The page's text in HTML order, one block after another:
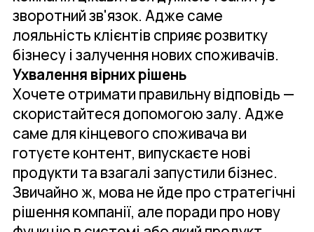
зворотний зв'язок. Адже саме
лояльність клієнтів сприяє розвитку
бізнесу і залучення нових споживачів.
Ухвалення вірних рішень
Хочете отримати правильну відповідь —
скористайтеся допомогою залу. Адже
саме для кінцевого споживача ви
готуєте контент, випускаєте нові
продукти та взагалі запустили бізнес.
Звичайно ж, мова не йде про стратегічні
рішення компанії, але поради про нову